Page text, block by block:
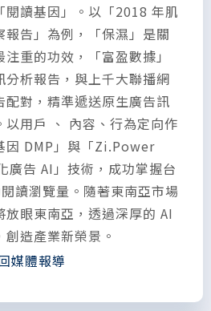
閱讀基因」。以「2018 年肌
告」為例，「保濕」是關
重的功效，「富盈數據」
析報告，與上千大聯播網
配對，精準遞送原生廣告訊
以用戶 、 內容、行為定向作
因 DMP」與「Zi.Power
廣告 AI」技術，成功掌握台
讀瀏覽量。隨著東南亞市場
眼東南亞，透過深厚的 AI
造產業新榮景。
媒體報導